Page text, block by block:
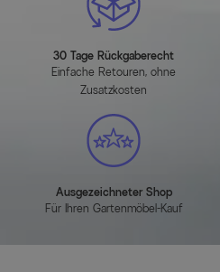
Werte
Silber
Grau
Anthrazit
30 Tage Rückgaberecht
Einfache Retouren, ohne
Zusatzkosten
Ausgezeichneter Shop
Für Ihren Gartenmöbel-Kauf